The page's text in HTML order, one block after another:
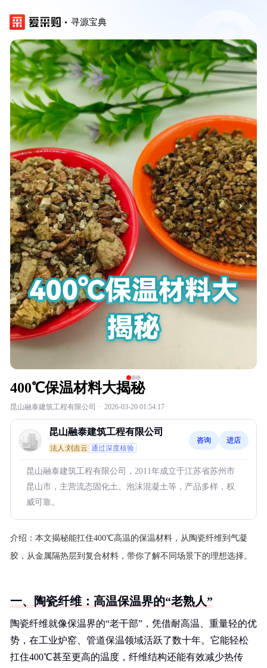
寻源宝典
‹ ›
400℃保温材料大揭秘
昆山融泰建筑工程有限公司 · 2026-03-20 01:54:17
昆山融泰建筑工程有限公司
法人:刘吉云 通过深度核验
咨询 进店
昆山融泰建筑工程有限公司，2011年成立于江苏省苏州市
昆山市，主营流态固化土、泡沫混凝土等，产品多样，权
威可靠。
介绍： 本文揭秘能扛住400℃高温的保温材料，从陶瓷纤维到气凝
胶，从金属隔热层到复合材料，带你了解不同场景下的理想选择。
一、陶瓷纤维：高温保温界的“老熟人”
陶瓷纤维就像保温界的“老干部”，凭借耐高温、重量轻的优
势，在工业炉窑、管道保温领域活跃了数十年。它能轻松
扛住400℃甚至更高的温度，纤维结构还能有效减少热传